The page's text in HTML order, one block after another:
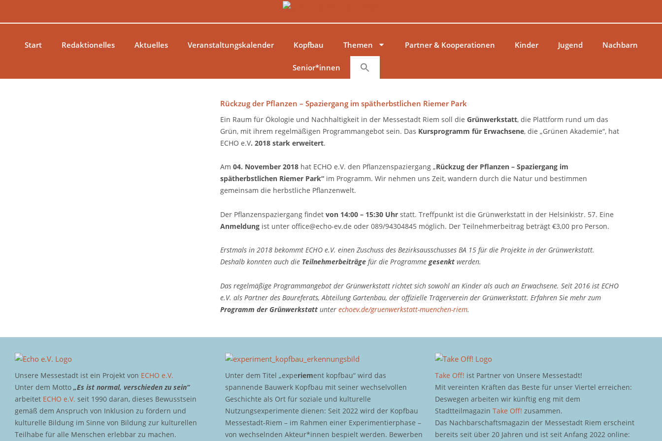
Start
Redaktionelles Aktuelles Veranstaltungskalender Kopfbau Themen Partner & Kooperationen Kinder Jugend Nachbarn
Senior*innen
Rückzug der Pflanzen – Spaziergang im spätherbstlichen Riemer Park
Ein Raum für Ökologie und Nachhaltigkeit in der Messestadt Riem soll die Grünwerkstatt, die Plattform rund um das
Grün, mit ihrem regelmäßigen Programmangebot sein. Das Kursprogramm für Erwachsene, die „Grünen Akademie“, hat
ECHO e.V. 2018 stark erweitert.
Am 04. November 2018hat ECHO e.V. den Pflanzenspaziergang „Rückzug der Pflanzen – Spaziergang im
spätherbstlichen Riemer Park“ im Programm. Wir nehmen uns Zeit, wandern durch die Natur und bestimmen
gemeinsam die herbstliche Pflanzenwelt.
Der Pflanzenspaziergang findet von 14:00 – 15:30 Uhrstatt. Treffpunkt ist die Grünwerkstatt in der Helsinkistr. 57. Eine
Anmeldung ist unter office@echo-ev.de oder 089/94304845 möglich. Der Teilnehmerbeitrag beträgt €3,00 pro Person.
Erstmals in 2018 bekommt ECHO e.V. einen Zuschuss des Bezirksausschusses BA 15 für die Projekte in der Grünwerkstatt.
Deshalb konnten auch die Teilnehmerbeiträge für die Programmegesenktwerden.
Das regelmäßige Programmangebot der Grünwerkstatt richtet sich sowohl an Kinder als auch an Erwachsene. Seit 2016 ist ECHO
e.V. als Partner des Baureferats, Abteilung Gartenbau, der offizielle Trägerverein der Grünwerkstatt. Erfahren Sie mehr zum
Programm der Grünwerkstatt unter echoev.de/gruenwerkstatt-muenchen-riem.
Unsere Messestadt ist ein Projekt von ECHO e.V.
Unter dem Motto „Es ist normal, verschieden zu sein“
arbeitet ECHO e.V. seit 1990 daran, dieses Bewusstsein
gemäß dem Anspruch von Inklusion zu fördern und
kulturelle Bildung im Sinne von Bildung zur kulturellen
Teilhabe für alle Menschen erlebbar zu machen.
Unter dem Titel „experiement kopfbau“ wird das
spannende Bauwerk Kopfbau mit seiner wechselvollen
Geschichte als Ort für soziale und kulturelle
Nutzungsexperimente dienen: Seit 2022 wird der Kopfbau
Messestadt-Riem – im Rahmen einer Experimentierphase –
von wechselnden Akteur*innen bespielt werden. Bewerben
Take Off! ist Partner von Unsere Messestadt!
Mit vereinten Kräften das Beste für unser Viertel erreichen:
Deswegen arbeiten wir künftig eng mit dem
StadtteilmagazinTake Off! zusammen.
Das Nachbarschaftsmagazin der Messestadt Riem erscheint
bereits seit über 20 Jahren und ist seit Anfang 2022 online: